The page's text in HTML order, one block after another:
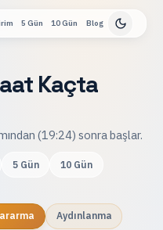
5 Gün 10 Gün Blog
Kaçta
(19:24) sonra başlar.
5 Gün 10 Gün
Aydınlanma